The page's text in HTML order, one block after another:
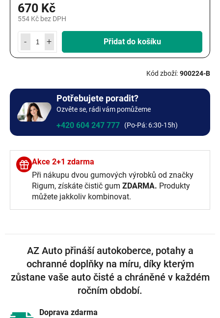
Akce 2+1 zdarma
Při nákupu dvou gumových výrobků od značky
Rigum, získáte čistič gum ZDARMA. Produkty
můžete jakkoliv kombinovat.
900224-B
670 Kč
554 Kč bez DPH
Přidat do košíku
Potřebujete poradit?
Ozvěte se, rádi vám pomůžeme
+420 604 247 777
AZ Auto přináší autokoberce, potahy a
ochranné doplňky na míru, díky kterým
zůstane vaše auto čisté a chráněné v každém
ročním období.
Doprava zdarma